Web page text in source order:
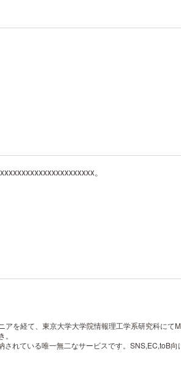
。
を経て、東京大学大学院情報理工学系研究科にて
れている唯一無二なサービスです。SNS,EC,toB